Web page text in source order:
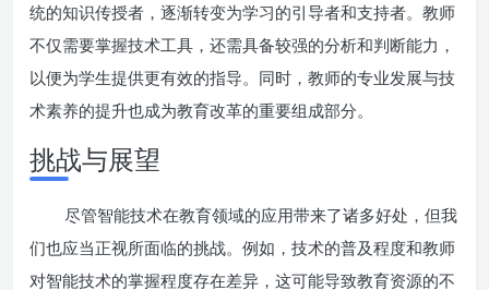
统的知识传授者，逐渐转变为学习的引导者和支持者。教师
不仅需要掌握技术工具，还需具备较强的分析和判断能力，
以便为学生提供更有效的指导。同时，教师的专业发展与技
术素养的提升也成为教育改革的重要组成部分。
挑战与展望
尽管智能技术在教育领域的应用带来了诸多好处，但我
们也应当正视所面临的挑战。例如，技术的普及程度和教师
对智能技术的掌握程度存在差异，这可能导致教育资源的不